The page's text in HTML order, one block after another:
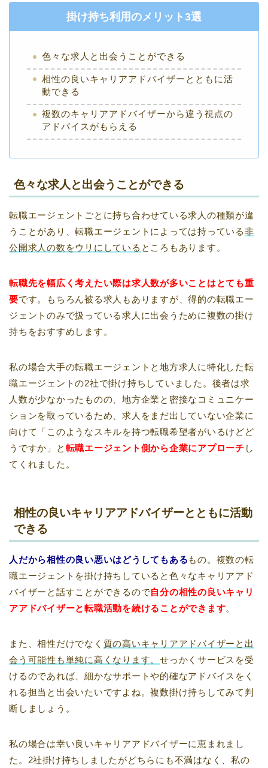
掛け持ち利用のメリット3選
色々な求人と出会うことができる
相性の良いキャリアアドバイザーとともに活
動できる
複数のキャリアアドバイザーから違う視点の
アドバイスがもらえる
色々な求人と出会うことができる
転職エージェントごとに持ち合わせている求人の種類が違
うことがあり、転職エージェントによっては持っている非
公開求人の数をウリにしている ところもあります。
転職先を幅広く考えたい際は求人数が多いことはとても重
要です。もちろん被る求人もありますが、得的の転職エー
ジェントのみで扱っている求人に出会うために複数の掛け
持ちをおすすめします。
私の場合大手の転職エージェントと地方求人に特化した転
職エージェントの2社で掛け持ちしていました。後者は求
人数が少なかったものの、地方企業と密接なコミュニケー
ションを取っているため、求人をまだ出していない企業に
向けて「このようなスキルを持つ転職希望者がいるけどど
うですか」と 転職エージェント側から企業にアプローチ し
てくれました。
相性の良いキャリアアドバイザーとともに活動
できる
人だから相性の良い悪いはどうしてもあるもの。複数の転
職エージェントを掛け持ちしていると色々なキャリアアド
バイザーと話すことができるので自分の相性の良いキャリ
アアドバイザーと転職活動を続けることができます。
また、相性だけでなく 質の高いキャリアアドバイザーと出
会う可能性も単純に高くなります。せっかくサービスを受
けるのであれば、細かなサポートや的確なアドバイスをく
れる担当と出会いたいですよね。複数掛け持ちしてみて判
断しましょう。
私の場合は幸い良いキャリアアドバイザーに恵まれまし
た。2社掛け持ちしましたがどちらにも不満はなく、私の